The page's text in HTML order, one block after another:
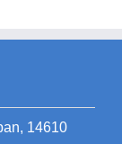
14610